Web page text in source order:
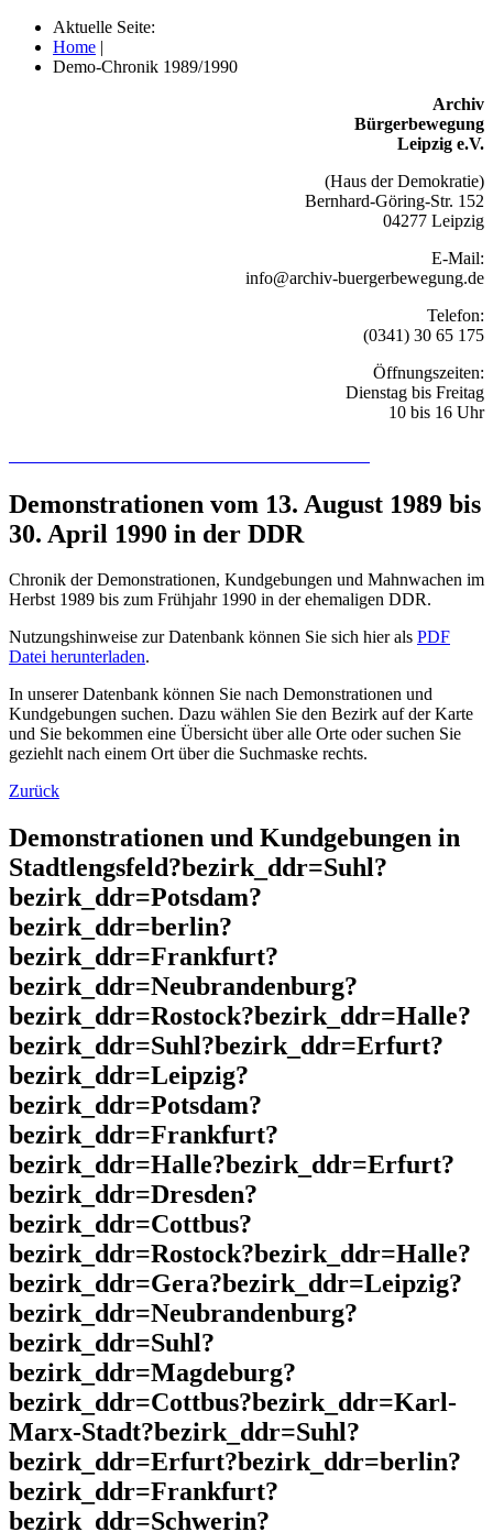
Aktuelle Seite:
Home |
Demo-Chronik 1989/1990
Archiv
Bürgerbewegung
Leipzig e.V.
(Haus der Demokratie)
Bernhard-Göring-Str. 152
04277 Leipzig
E-Mail:
info@archiv-buergerbewegung.de
Telefon:
(0341) 30 65 175
Öffnungszeiten:
Dienstag bis Freitag
10 bis 16 Uhr
Demonstrationen vom 13. August 1989 bis
30. April 1990 in der DDR
Chronik der Demonstrationen, Kundgebungen und Mahnwachen im
Herbst 1989 bis zum Frühjahr 1990 in der ehemaligen DDR.
Nutzungshinweise zur Datenbank können Sie sich hier als PDF
Datei herunterladen.
In unserer Datenbank können Sie nach Demonstrationen und
Kundgebungen suchen. Dazu wählen Sie den Bezirk auf der Karte
und Sie bekommen eine Übersicht über alle Orte oder suchen Sie
geziehlt nach einem Ort über die Suchmaske rechts.
Zurück
Demonstrationen und Kundgebungen in
Stadtlengsfeld?bezirk_ddr=Suhl?
bezirk_ddr=Potsdam?
bezirk_ddr=berlin?
bezirk_ddr=Frankfurt?
bezirk_ddr=Neubrandenburg?
bezirk_ddr=Rostock?bezirk_ddr=Halle?
bezirk_ddr=Suhl?bezirk_ddr=Erfurt?
bezirk_ddr=Leipzig?
bezirk_ddr=Potsdam?
bezirk_ddr=Frankfurt?
bezirk_ddr=Halle?bezirk_ddr=Erfurt?
bezirk_ddr=Dresden?
bezirk_ddr=Cottbus?
bezirk_ddr=Rostock?bezirk_ddr=Halle?
bezirk_ddr=Gera?bezirk_ddr=Leipzig?
bezirk_ddr=Neubrandenburg?
bezirk_ddr=Suhl?
bezirk_ddr=Magdeburg?
bezirk_ddr=Cottbus?bezirk_ddr=Karl-
Marx-Stadt?bezirk_ddr=Suhl?
bezirk_ddr=Erfurt?bezirk_ddr=berlin?
bezirk_ddr=Frankfurt?
bezirk_ddr=Schwerin?